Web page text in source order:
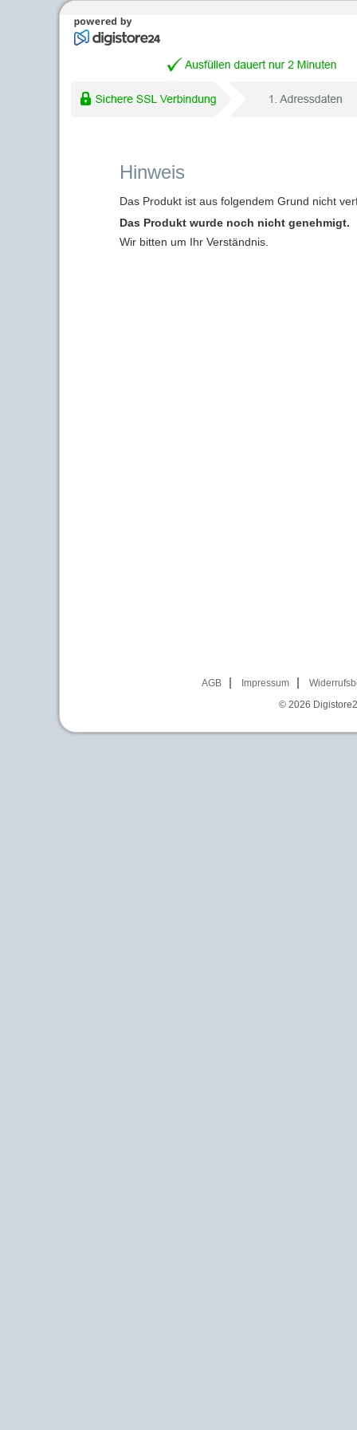
Hinweis
Das Produkt ist aus folgendem Grund nicht
Das Produkt wurde noch nicht genehmigt.
Wir bitten um Ihr Verständnis.
AGB Impressum
© 2026